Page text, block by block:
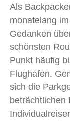
Als
monatelang
Gedanken
schönsten
Punkt häufig
Flughafen.
sich die
beträchtlichen